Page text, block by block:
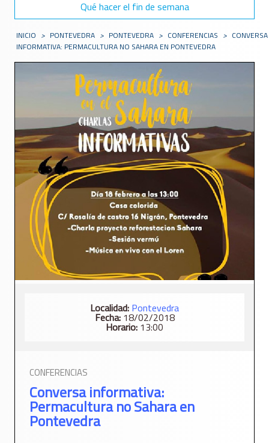
Qué hacer el fin de semana
INICIO > PONTEVEDRA > PONTEVEDRA > CONFERENCIAS > CONVERSA
INFORMATIVA: PERMACULTURA NO SAHARA EN PONTEVEDRA
Localidad: Pontevedra
Fecha:18/02/2018
Horario: 13:00
CONFERENCIAS
Conversa informativa:
Permacultura no Sahara en
Pontevedra